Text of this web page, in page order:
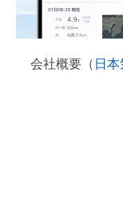
会社概要（ 日